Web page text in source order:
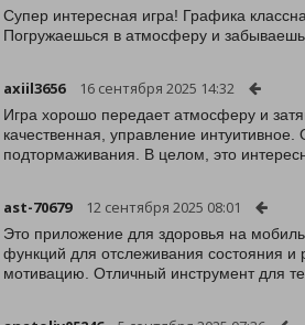
Супер интересная игра! Графика
Погружаешься в атмосферу и
axiil3656 16 сентября 2025 14:32
Игра хорошо передает атмосферу и
качественная, управление
подтормаживания. В целом, это
ast-70679 12 сентября 2025 08:01
Это приложение для здоровья на
функций для отслеживания состояния и
мотивацию. Отличный инструмент для